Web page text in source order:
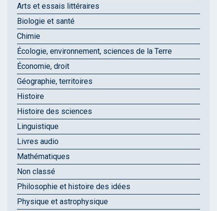
Arts et essais littéraires
Biologie et santé
Chimie
Écologie, environnement, sciences de la Terre
Économie, droit
Géographie, territoires
Histoire
Histoire des sciences
Linguistique
Livres audio
Mathématiques
Non classé
Philosophie et histoire des idées
Physique et astrophysique